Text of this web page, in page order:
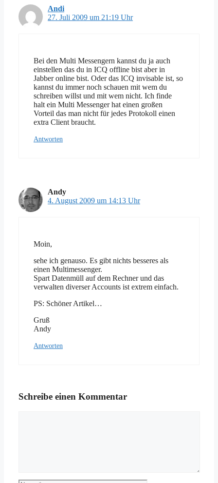
Andi
27. Juli 2009 um 21:19 Uhr
Bei den Multi Messengern kannst du ja auch
einstellen das du in ICQ offline bist aber in
Jabber online bist. Oder das ICQ invisable ist, so
kannst du immer noch schauen mit wem du
schreiben willst und mit wem nicht. Ich finde
halt ein Multi Messenger hat einen großen
Vorteil das man nicht für jedes Protokoll einen
extra Client braucht.
Antworten
Andy
4. August 2009 um 14:13 Uhr
Moin,
sehe ich genauso. Es gibt nichts besseres als
einen Multimessenger.
Spart Datenmüll auf dem Rechner und das
verwalten diverser Accounts ist extrem einfach.
PS: Schöner Artikel…
Gruß
Andy
Antworten
Schreibe einen Kommentar